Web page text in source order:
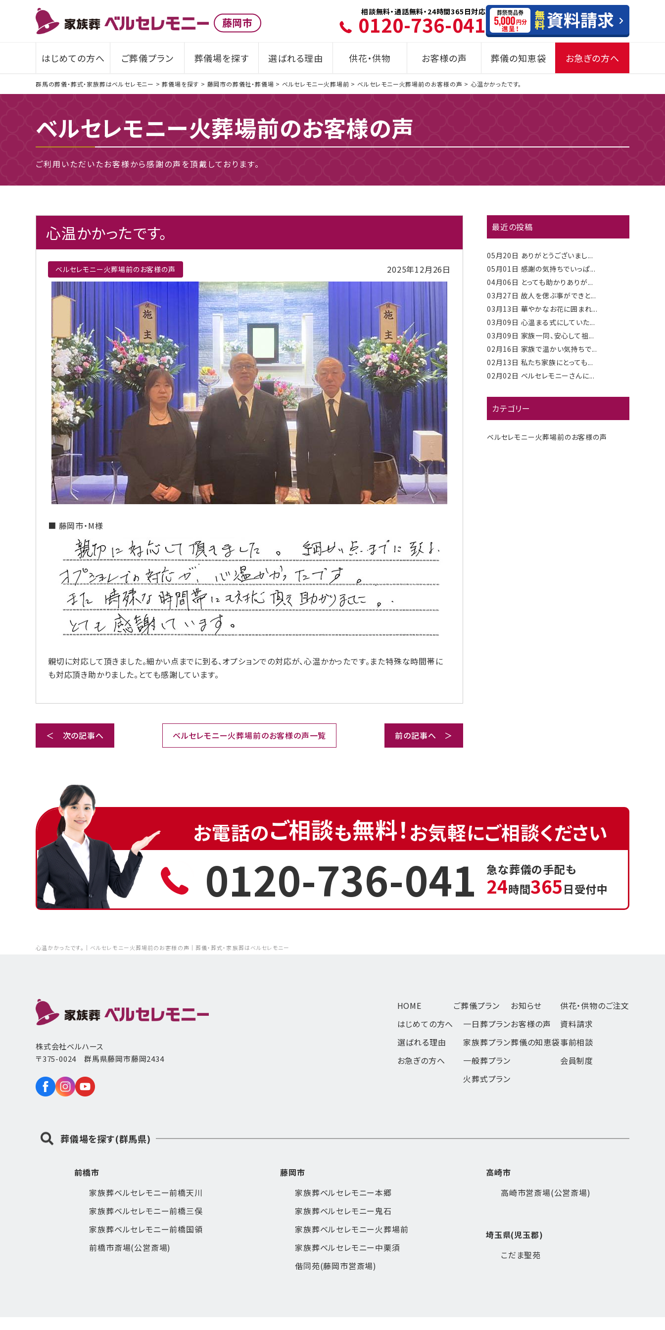
藤岡市
相談無料・通話無料・24時間365日対応
0120-736-041
はじめての方へ ご葬儀プラン 葬儀場を探す 選ばれる理由 供花・供物 お客様の声 葬儀の知恵袋 お急ぎの方へ
群馬の葬儀・葬式・家族葬はベルセレモニー >葬儀場を探す > 藤岡市の葬儀社・葬儀場 > ベルセレモニー火葬場前 > ベルセレモニー火葬場前のお客様の声 >心温かかったです。
心温かかったです。｜ベルセレモニー火葬場前のお客様の声｜葬儀・葬式・家族葬はベルセレモニー
ベルセレモニー火葬場前のお客様の声
ご利用いただいたお客様から感謝の声を頂戴しております。
心温かかったです。
ベルセレモニー火葬場前のお客様の声 2025年12月26日
■ 藤岡市・M様
親切に対応して頂きました。細かい点までに到る、オプションでの対応が、心温かかったです。また特殊な時間帯に
も対応頂き助かりました。とても感謝しています。
＜ 次の記事へ ベルセレモニー火葬場前のお客様の声一覧 前の記事へ ＞
最近の投稿
05月20日 ありがとうございまし...
05月01日 感謝の気持ちでいっぱ...
04月06日 とっても助かりありが...
03月27日 故人を偲ぶ事ができと...
03月13日 華やかなお花に囲まれ...
03月09日 心温まる式にしていた...
03月09日 家族一同、安心して祖...
02月16日 家族で温かい気持ちで...
02月13日 私たち家族にとっても...
02月02日 ベルセレモニーさんに...
カテゴリー
ベルセレモニー火葬場前のお客様の声
お電話のご相談も無料！ お気軽にご相談ください
0120-736-041 急な葬儀の手配も
24時間365日受付中
株式会社ベルハース
〒375-0024 群馬県藤岡市藤岡2434
HOME
はじめての方へ
選ばれる理由
お急ぎの方へ
ご葬儀プラン
一日葬プラン
家族葬プラン
一般葬プラン
火葬式プラン
お知らせ
お客様の声
葬儀の知恵袋
供花・供物のご注文
資料請求
事前相談
会員制度
葬儀場を探す(群馬県)
前橋市
家族葬ベルセレモニー前橋天川
家族葬ベルセレモニー前橋三俣
家族葬ベルセレモニー前橋国領
前橋市斎場(公営斎場)
藤岡市
家族葬ベルセレモニー本郷
家族葬ベルセレモニー鬼石
家族葬ベルセレモニー火葬場前
家族葬ベルセレモニー中栗須
偕同苑(藤岡市営斎場)
高崎市
高崎市営斎場(公営斎場)
埼玉県(児玉郡)
こだま聖苑